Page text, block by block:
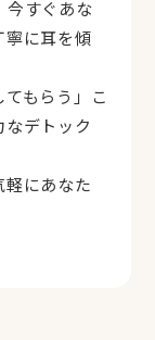
予約）
ン開始
も相談
今すぐあな
寧に耳を傾
もらう」こ
デトック
にあなた